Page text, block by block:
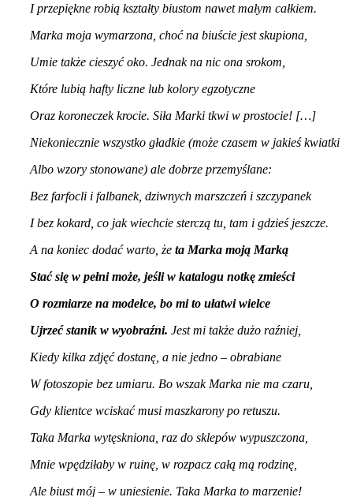
I przepiękne robią kształty biustom nawet małym całkiem.
Marka moja wymarzona, choć na biuście jest skupiona,
Umie także cieszyć oko. Jednak na nic ona srokom,
Które lubią hafty liczne lub kolory egzotyczne
Oraz koroneczek krocie. Siła Marki tkwi w prostocie! […]
Niekoniecznie wszystko gładkie (może czasem w jakieś kwiatki
Albo wzory stonowane) ale dobrze przemyślane:
Bez farfocli i falbanek, dziwnych marszczeń i szczypanek
I bez kokard, co jak wiechcie sterczą tu, tam i gdzieś jeszcze.
A na koniec dodać warto, że ta Marka moją Marką
Stać się w pełni może, jeśli w katalogu notkę zmieści
O rozmiarze na modelce, bo mi to ułatwi wielce
Ujrzeć stanik w wyobraźni. Jest mi także dużo raźniej,
Kiedy kilka zdjęć dostanę, a nie jedno – obrabiane
W fotoszopie bez umiaru. Bo wszak Marka nie ma czaru,
Gdy klientce wciskać musi maszkarony po retuszu.
Taka Marka wytęskniona, raz do sklepów wypuszczona,
Mnie wpędziłaby w ruinę, w rozpacz całą mą rodzinę,
Ale biust mój – w uniesienie. Taka Marka to marzenie!